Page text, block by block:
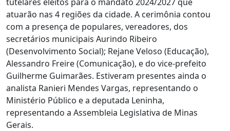
atuarão nas 4 regiões da cidade. A cerimônia contou
com a presença de populares, vereadores, dos
secretários municipais Aurindo Ribeiro
(Desenvolvimento Social); Rejane Veloso (Educação),
Alessandro Freire (Comunicação), e do vice-prefeito
Guilherme Guimarães. Estiveram presentes ainda o
analista Ranieri Mendes Vargas, representando o
Ministério Público e a deputada Leninha,
representando a Assembleia Legislativa de Minas
Gerais.